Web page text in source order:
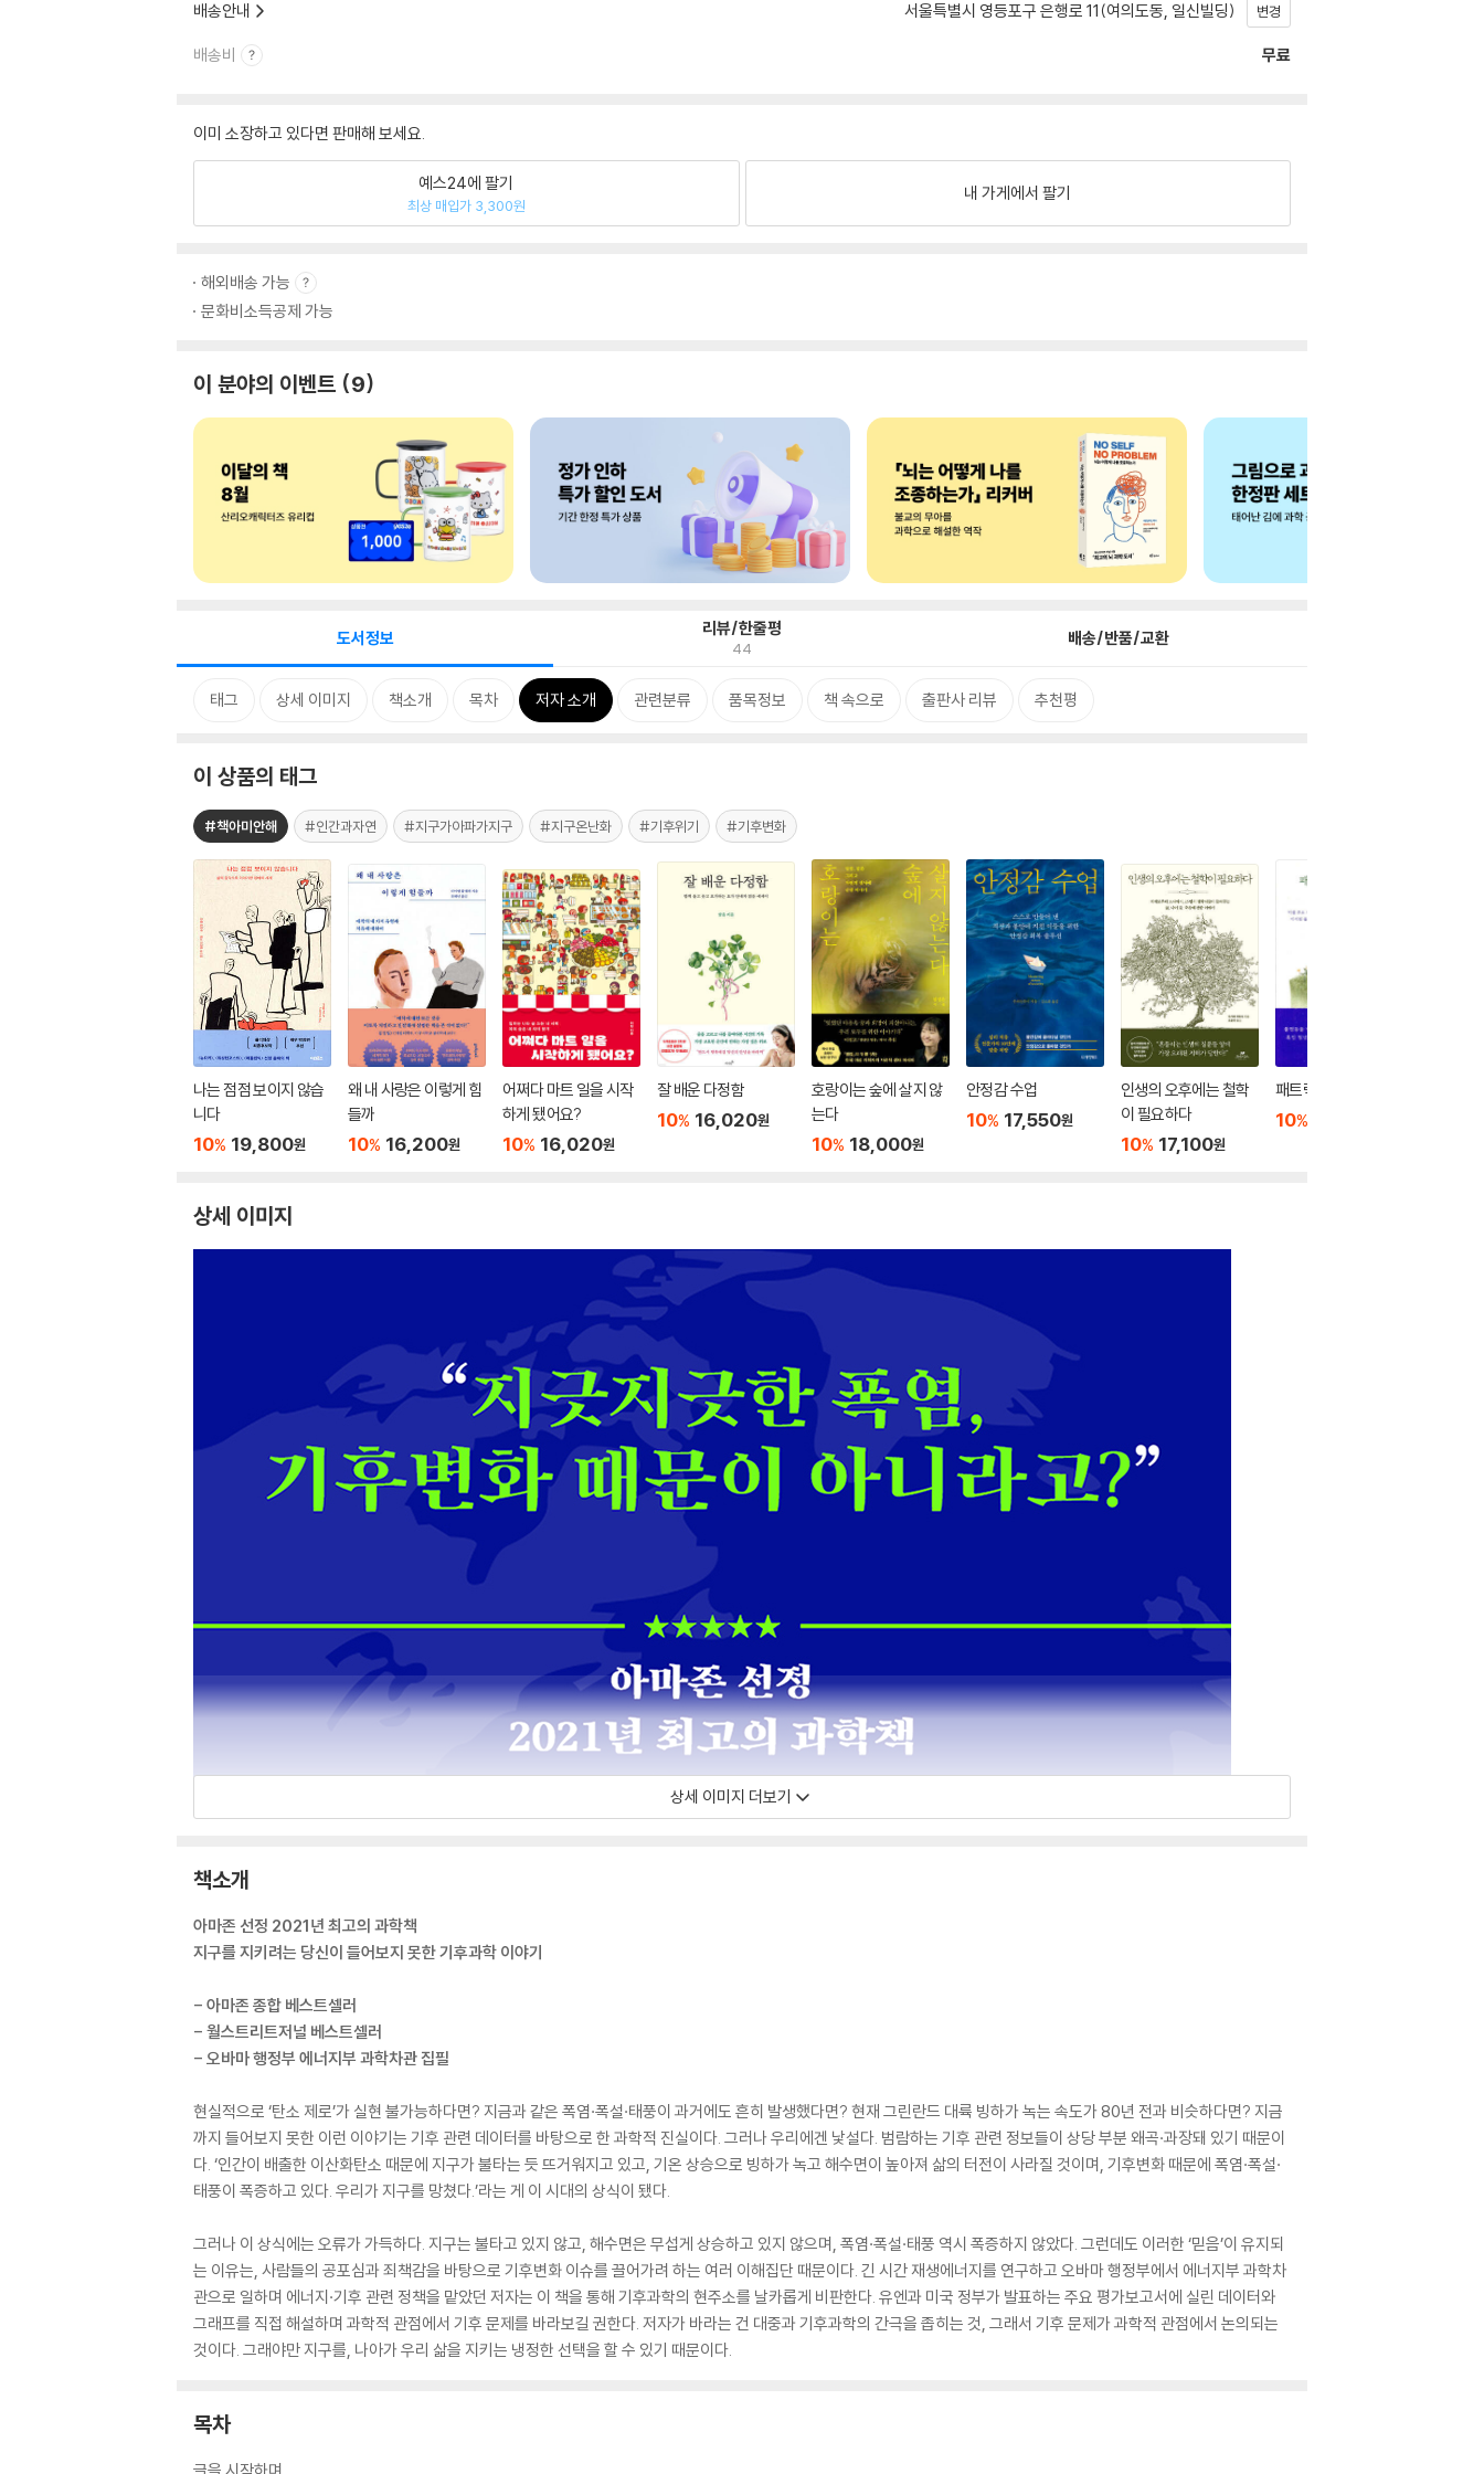
배송안내 서울특별시 영등포구 은행로 11(여의도동, 일신빌딩) 변경
배송비 무료
이미 소장하고 있다면 판매해 보세요.
예스24에 팔기
최상 매입가 3,300원
내 가게에서 팔기
해외배송 가능
문화비소득공제 가능
이 분야의 이벤트 9
도서정보 리뷰/한줄평
44 배송/반품/교환
태그 상세 이미지 책소개 목차 저자 소개 관련분류 품목정보 책 속으로 출판사 리뷰 추천평
이 상품의 태그
#책아미안해 #인간과자연 #지구가아파가지구 #지구온난화 #기후위기 #기후변화
나는 점점 보이지 않습
니다
10% 19,800원
왜 내 사랑은 이렇게 힘
들까
10% 16,200원
어쩌다 마트 일을 시작
하게 됐어요?
10% 16,020원
잘 배운 다정함
10% 16,020원
호랑이는 숲에 살지 않
는다
10% 18,000원
안정감 수업
10% 17,550원
인생의 오후에는 철학
이 필요하다
10% 17,100원
패트릭과 함께 읽기
10%
상세 이미지
상세 이미지 더보기
책소개
아마존 선정 2021년 최고의 과학책
지구를 지키려는 당신이 들어보지 못한 기후과학 이야기
- 아마존 종합 베스트셀러
- 월스트리트저널 베스트셀러
- 오바마 행정부 에너지부 과학차관 집필
현실적으로 ‘탄소 제로’가 실현 불가능하다면? 지금과 같은 폭염·폭설·태풍이 과거에도 흔히 발생했다면? 현재 그린란드 대륙 빙하가 녹는 속도가 80년 전과 비슷하다면? 지금
까지 들어보지 못한 이런 이야기는 기후 관련 데이터를 바탕으로 한 과학적 진실이다. 그러나 우리에겐 낯설다. 범람하는 기후 관련 정보들이 상당 부분 왜곡·과장돼 있기 때문이
다. ‘인간이 배출한 이산화탄소 때문에 지구가 불타는 듯 뜨거워지고 있고, 기온 상승으로 빙하가 녹고 해수면이 높아져 삶의 터전이 사라질 것이며, 기후변화 때문에 폭염·폭설·
태풍이 폭증하고 있다. 우리가 지구를 망쳤다.’라는 게 이 시대의 상식이 됐다.
그러나 이 상식에는 오류가 가득하다. 지구는 불타고 있지 않고, 해수면은 무섭게 상승하고 있지 않으며, 폭염·폭설·태풍 역시 폭증하지 않았다. 그런데도 이러한 ‘믿음’이 유지되
는 이유는, 사람들의 공포심과 죄책감을 바탕으로 기후변화 이슈를 끌어가려 하는 여러 이해집단 때문이다. 긴 시간 재생에너지를 연구하고 오바마 행정부에서 에너지부 과학차
관으로 일하며 에너지·기후 관련 정책을 맡았던 저자는 이 책을 통해 기후과학의 현주소를 날카롭게 비판한다. 유엔과 미국 정부가 발표하는 주요 평가보고서에 실린 데이터와
그래프를 직접 해설하며 과학적 관점에서 기후 문제를 바라보길 권한다. 저자가 바라는 건 대중과 기후과학의 간극을 좁히는 것, 그래서 기후 문제가 과학적 관점에서 논의되는
것이다. 그래야만 지구를, 나아가 우리 삶을 지키는 냉정한 선택을 할 수 있기 때문이다.
목차